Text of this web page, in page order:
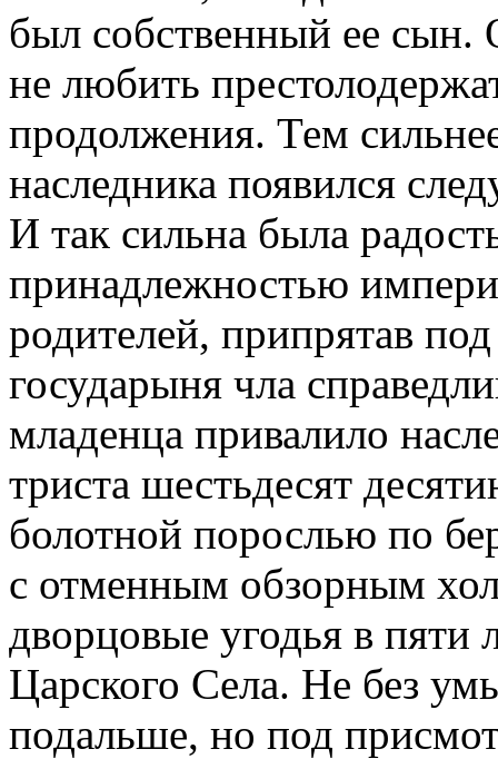
был собственный ее сын.
не любить
продолжения. Тем
наследника появился
И так сильна была
принадлежностью
родителей, припрятав
государыня чла
младенца привалило
триста шестьдесят
болотной порослью по
с отменным обзорным
дворцовые угодья в пяти
Царского Села. Не без
подальше, но под